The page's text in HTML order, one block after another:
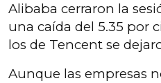
Alibaba cerraron la
una caída del 5.35 por
los de Tencent se
Aunque las empresas